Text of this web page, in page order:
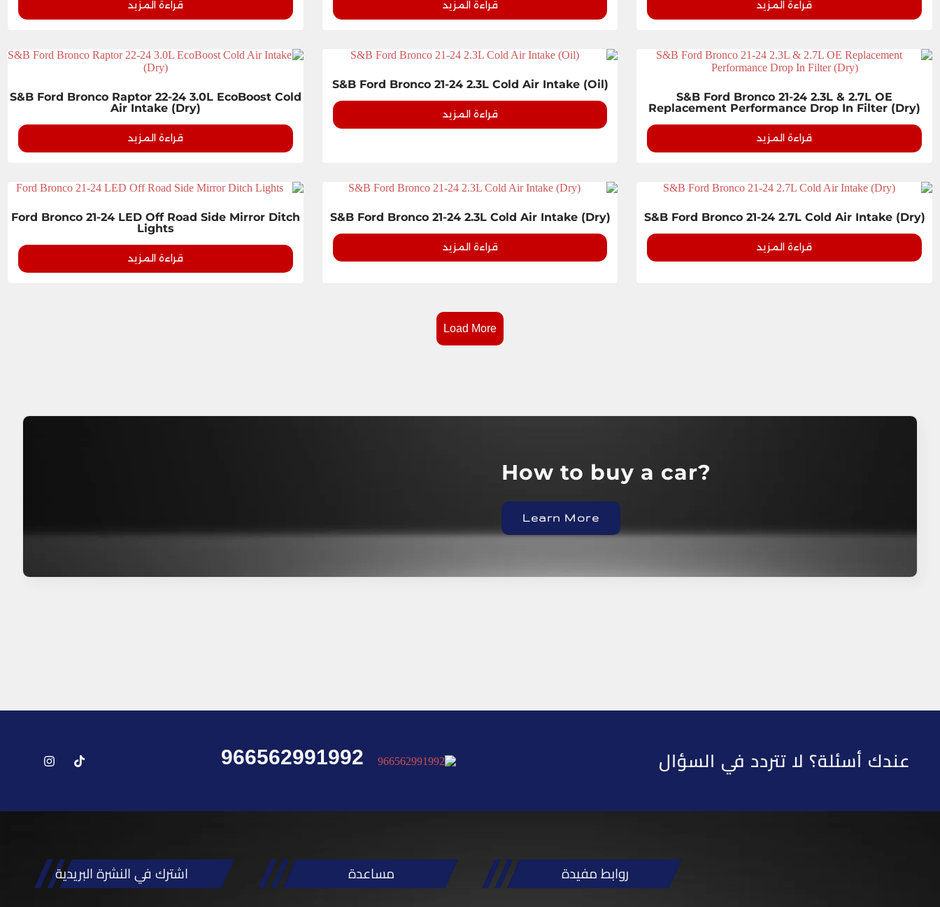
قراءة المزيد قراءة المزيد قراءة المزيد
S&B Ford Bronco 21-24 2.3L & 2.7L OE
Replacement Performance Drop In Filter (Dry)
قراءة المزيد
S&B Ford Bronco 21-24 2.3L Cold Air Intake (Oil)
قراءة المزيد
S&B Ford Bronco Raptor 22-24 3.0L EcoBoost Cold
Air Intake (Dry)
قراءة المزيد
S&B Ford Bronco 21-24 2.7L Cold Air Intake (Dry)
قراءة المزيد
S&B Ford Bronco 21-24 2.3L Cold Air Intake (Dry)
قراءة المزيد
Ford Bronco 21-24 LED Off Road Side Mirror Ditch
Lights
قراءة المزيد
Load More
?How to buy a car
Learn More
عندك أسئلة؟ لا تتردد في السؤال 966562991992
روابط مفيدة مساعدة اشترك في النشرة البريدية